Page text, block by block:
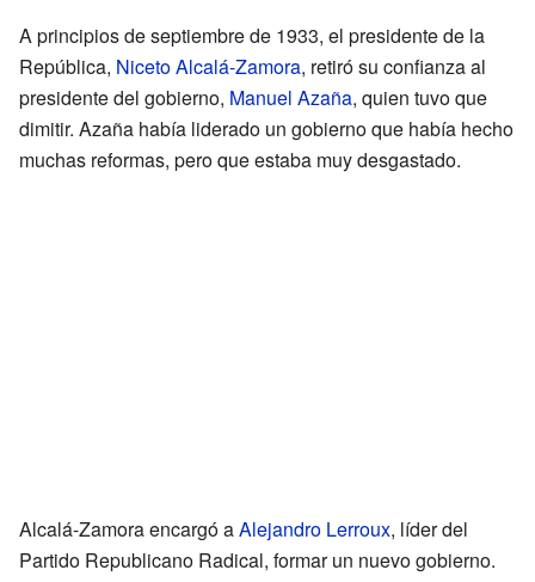
A principios de septiembre de 1933, el presidente de la
República, Niceto Alcalá-Zamora, retiró su confianza al
presidente del gobierno, Manuel Azaña, quien tuvo que
dimitir. Azaña había liderado un gobierno que había hecho
muchas reformas, pero que estaba muy desgastado.
Alcalá-Zamora encargó aAlejandro Lerroux, líder del
Partido Republicano Radical, formar un nuevo gobierno.